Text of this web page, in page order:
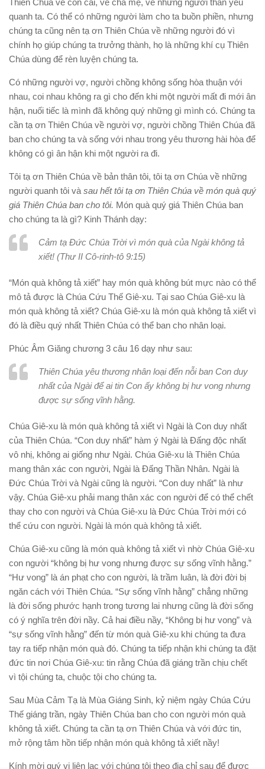
quanh ta. Có thể có những người làm cho ta buồn phiền, nhưng
chúng ta cũng nên tạ ơn Thiên Chúa về những người đó vì
chính họ giúp chúng ta trưởng thành, họ là những khí cụ Thiên
Chúa dùng để rèn luyện chúng ta.
Có những người vợ, người chồng không sống hòa thuận với
nhau, coi nhau không ra gì cho đến khi một người mất đi mới ân
hận, nuối tiếc là mình đã không quý những gì mình có. Chúng ta
cần tạ ơn Thiên Chúa về người vợ, người chồng Thiên Chúa đã
ban cho chúng ta và sống với nhau trong yêu thương hài hòa để
không có gì ân hận khi một người ra đi.
Tôi tạ ơn Thiên Chúa về bản thân tôi, tôi tạ ơn Chúa về những
người quanh tôi và sau hết tôi tạ ơn Thiên Chúa về món quà quý
giá Thiên Chúa ban cho tôi. Món quà quý giá Thiên Chúa ban
cho chúng ta là gì? Kinh Thánh dạy:
Cảm tạ Đức Chúa Trời vì món quà của Ngài không tả
xiết! (Thư II Cô-rinh-tô 9:15)
“Món quà không tả xiết” hay món quà không bút mực nào có thể
mô tả được là Chúa Cứu Thế Giê-xu. Tại sao Chúa Giê-xu là
món quà không tả xiết? Chúa Giê-xu là món quà không tả xiết vì
đó là điều quý nhất Thiên Chúa có thể ban cho nhân loại.
Phúc Âm Giăng chương 3 câu 16 dạy như sau:
Thiên Chúa yêu thương nhân loại đến nỗi ban Con duy
nhất của Ngài để ai tin Con ấy không bị hư vong nhưng
được sự sống vĩnh hằng.
Chúa Giê-xu là món quà không tả xiết vì Ngài là Con duy nhất
của Thiên Chúa. “Con duy nhất” hàm ý Ngài là Đấng độc nhất
vô nhị, không ai giống như Ngài. Chúa Giê-xu là Thiên Chúa
mang thân xác con người, Ngài là Đấng Thần Nhân. Ngài là
Đức Chúa Trời và Ngài cũng là người. “Con duy nhất” là như
vậy. Chúa Giê-xu phải mang thân xác con người để có thể chết
thay cho con người và Chúa Giê-xu là Đức Chúa Trời mới có
thể cứu con người. Ngài là món quà không tả xiết.
Chúa Giê-xu cũng là món quà không tả xiết vì nhờ Chúa Giê-xu
con người “không bị hư vong nhưng được sự sống vĩnh hằng.”
“Hư vong” là án phạt cho con người, là trầm luân, là đời đời bị
ngăn cách với Thiên Chúa. “Sự sống vĩnh hằng” chẳng những
là đời sống phước hạnh trong tương lai nhưng cũng là đời sống
có ý nghĩa trên đời nầy. Cả hai điều nầy, “Không bị hư vong” và
“sự sống vĩnh hằng” đến từ món quà Giê-xu khi chúng ta đưa
tay ra tiếp nhận món quà đó. Chúng ta tiếp nhận khi chúng ta đặt
đức tin nơi Chúa Giê-xu: tin rằng Chúa đã giáng trần chịu chết
vì tội chúng ta, chuộc tội cho chúng ta.
Sau Mùa Cảm Tạ là Mùa Giáng Sinh, kỷ niệm ngày Chúa Cứu
Thế giáng trần, ngày Thiên Chúa ban cho con người món quà
không tả xiết. Chúng ta cần tạ ơn Thiên Chúa và với đức tin,
mở rộng tâm hồn tiếp nhận món quà không tả xiết nầy!
Kính mời quý vị liên lạc với chúng tôi theo địa chỉ sau để được